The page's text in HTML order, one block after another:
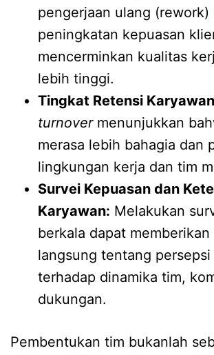
pengerjaan ulang (rework)
peningkatan kepuasan
mencerminkan kualitas
lebih tinggi.
Tingkat Retensi
turnovermenunjukkan
merasa lebih bahagia dan
lingkungan kerja dan tim
Survei Kepuasan dan
Karyawan: Melakukan
berkala dapat memberikan
langsung tentang persepsi
terhadap dinamika tim,
dukungan.
Pembentukan tim bukanlah